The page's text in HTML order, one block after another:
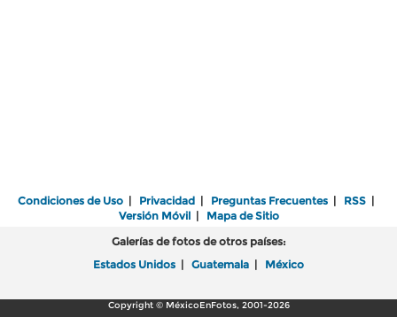
Condiciones de Uso | Privacidad | Preguntas Frecuentes | RSS |
Versión Móvil| Mapa de Sitio
Galerías de fotos de otros países:
Estados Unidos | Guatemala | México
Copyright © MéxicoEnFotos, 2001-2026